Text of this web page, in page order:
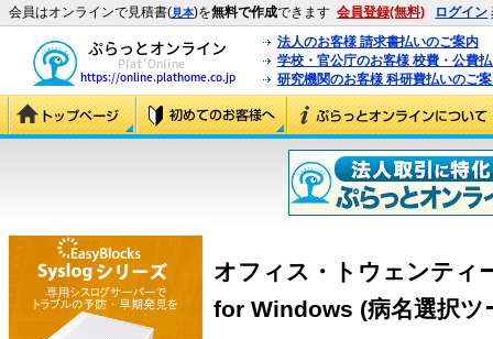
会員はオンラインで見積書(見本)を無料で作成できます 会員登録(無料) ログイン
法人のお客様 請求書払いのご案内
学校・官公庁のお客様 校費・公費
研究機関のお客様 科研費払いのご
オフィス・トウェンティ
for Windows (病名選択